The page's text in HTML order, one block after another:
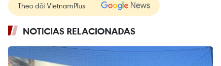
Theo dõi VietnamPlus
NOTICIAS RELACIONADAS